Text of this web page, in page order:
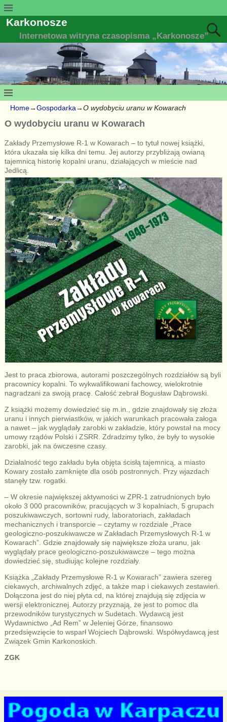
Karkonosze
Internetowa witryna czasopisma „Karkonosze”
Home→Gospodarka→O wydobyciu uranu w Kowarach
O wydobyciu uranu w Kowarach
Zakłady Przemysłowe R-1 w Kowarach – to tytuł nowej książki,
która ukazała się kilka dni temu. Jej autorzy przybliżają owianą
tajemnicą historię kopalni uranu, działających w mieście nad
Jedlicą.
Jest to praca zbiorowa, autorami poszczególnych rozdziałów są byli
pracownicy kopalni. To wykwalifikowani fachowcy, wielokrotnie
nagradzani za swoją pracę. Całość zebrał Bogusław Dąbrowski.
Z książki możemy dowiedzieć się m.in., gdzie znajdowały się złoża
uranu i innych pierwiastków, w jakich warunkach pracowała załoga
a nawet – jak wyglądały zarobki w zakładzie, który powstał na mocy
umowy rządów Polski i ZSRR. Zdradzimy tylko, że były to wysokie
zarobki, jak na ówczesne czasy.
Działalność tego zakładu była objęta ścisłą tajemnicą, a miasto
Kowary zostało zamknięte dla osób postronnych. Przy wjazdach
stanęły tzw. rogatki.
– W okresie największej aktywności w ZPR-1 zatrudnionych było
około 3 000 pracowników, pracujących w 3 kopalniach, 5 grupach
poszukiwawczych, sortowni rudy, laboratoriach, zakładach
mechanicznych i transporcie – czytamy w rozdziale „Prace
geologiczno-poszukiwawcze w Zakładach Przemysłowych R-1 w
Kowarach”. Gdzie znajdowały się największe złoża uranu, jak
wyglądały prace geologiczno-poszukiwawcze – tego można
dowiedzieć się, studiując kolejne rozdziały.
Książka „Zakłady Przemysłowe R-1 w Kowarach” zawiera szereg
ciekawych, archiwalnych zdjęć, a także map i ciekawych zestawień.
Dołączona jest do niej płyta cd, na której znajdują się zdjęcia w
wersji elektronicznej. Autorzy przyznają, że jest to pomoc dla
przewodników turystycznych w Sudetach. Wydawcą jest
Wydawnictwo „Ad Rem” w Jeleniej Górze, finansowo
przedsięwzięcie to wsparł Wojciech Dąbrowski. Współwydawcą jest
Związek Gmin Karkonoskich.
ZGK